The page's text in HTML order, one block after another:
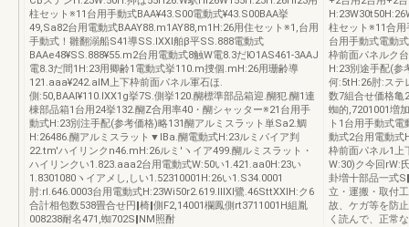
柱セット※11台用手動式BAA¥43.S00電動式¥43.S00BAA挙
49,Sa82台用電動式BAAY88.m1AY88,m1H:26用住セット※1,台用
手動式！雛翻溺船S41導SS.lXXl舶β平SS.888電動式
BAAe48¥SS.888¥55.m2台用電動式8触W電8.3だЮ1AS461‐3AAJ
電8.3だ間1H:23用卿齢1電動式挙110.m捜個.mH:26用珊齢導
121.aaa¥242.alM上下枠前面パネル軍石ほ.
側:50,BAAI¥110.lXX1g挙7S.側挙120.醐標準部品箱迎.醐犯.醐1連
棟部品箱1台用24挙132.醐Z合用率40・醐シャッター※21台用手
動式H:23別注手配(参考価格)略131醐アルミスラット単Sa2.鯛
H:26486.醐アルミスラット▼lBa.醐電動式H:23ルミパイア判
22.tm'ハイリンクn46.mH:26ルミ′ヽイア499.醐ルミスラット・
ハイリンクい1.823.aaa2台用電動式W:50い1.421.aa0H:23い
1.8301080ヽイアメし,しい1.52310001H:26い1.S34.0001
肘:rl.646.0003台用電動式H:23Wi50r2.619.lllXl鷺.46SttXXlH:ク6
合計相包数538畳合せ円‖椅‖側F2,14001欄鳳側rt3711001H組胤
008238耐名471,蜘702S‖NM照酎
柱セット※11合
台用手動式電動
枠前面パネルク
H:23別途手配(参
何:5tH:26肘:ステ
数7組合せ価格亀
蜘的,7201001増
ト1台用手動式
動式2台用電動式
枠前面パネル1上
W:30)ク今回rW:
卦増十部品一式
立・運搬・取付
故、ケガ等を防
く読んで、正常